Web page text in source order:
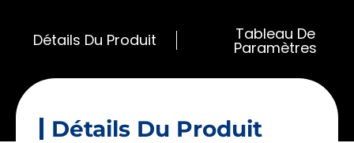
Détails Du Produit Tableau De
Paramètres
Détails Du Produit